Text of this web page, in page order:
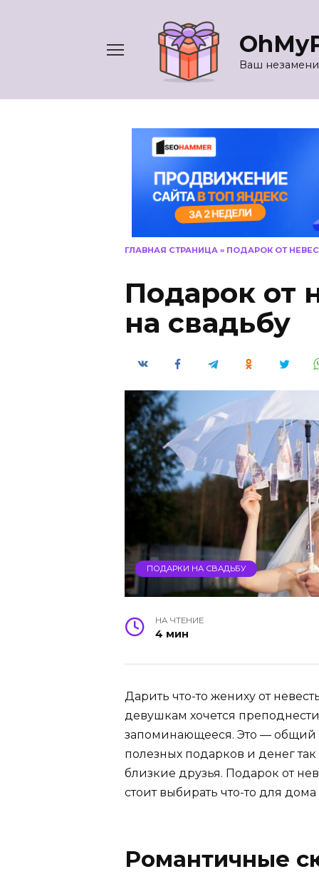
Ваш
ГЛАВНАЯ СТРАНИЦА » ПОДАРОК ОТ
Подарок от
на свадьбу
ПОДАРКИ НА СВАДЬБУ
НА ЧТЕНИЕ
4 мин
Дарить что-то жениху от
девушкам хочется
запоминающееся. Это — общий
полезных подарков и денег
близкие друзья. Подарок от
стоит выбирать что-то для
Романтичные